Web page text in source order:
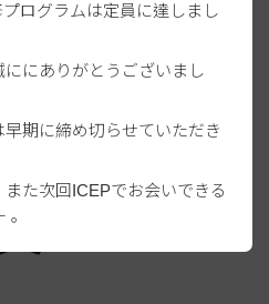
華語中
！
ログラムは定員に達しまし
にありがとうございまし
期に締め切らせていただき
た次回ICEPでお会いできる